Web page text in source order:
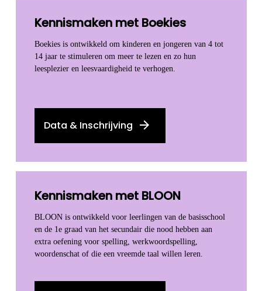
Kennismaken met Boekies
Boekies is ontwikkeld om kinderen en jongeren van 4 tot
14 jaar te stimuleren om meer te lezen en zo hun
leesplezier en leesvaardigheid te verhogen.
Data & Inschrijving
Kennismaken met BLOON
BLOON is ontwikkeld voor leerlingen van de basisschool
en de 1e graad van het secundair die nood hebben aan
extra oefening voor spelling, werkwoordspelling,
woordenschat of die een vreemde taal willen leren.